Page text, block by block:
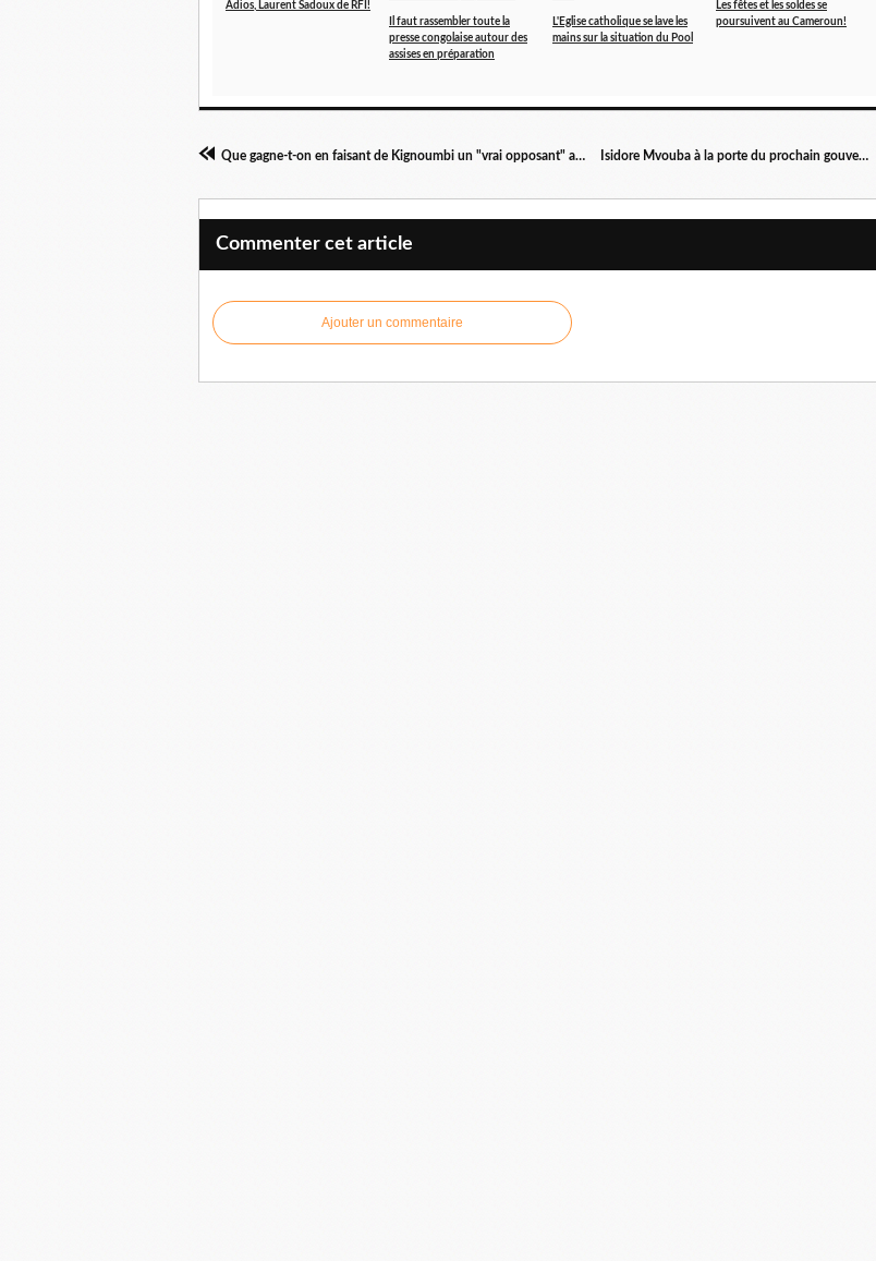
Adios, Laurent Sadoux de RFI!
Il faut rassembler toute la
presse congolaise autour des
assises en préparation
L'Eglise catholique se lave les
mains sur la situation du Pool
Les fêtes et les soldes se
poursuivent au Cameroun!
Que gagne-t-on en faisant de Kignoumbi un "vrai opposant" au pouvoir de Brazzaville ? Isidore Mvouba à la porte du prochain gouvernement au Congo ?
Commenter cet article
Ajouter un commentaire